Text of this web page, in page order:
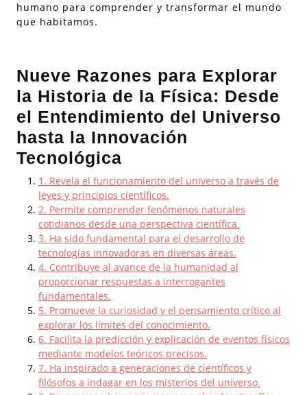
humano para comprender y transformar el mundo
que habitamos.
Nueve Razones para Explorar
la Historia de la Física: Desde
el Entendimiento del Universo
hasta la Innovación
Tecnológica
1. Revela el funcionamiento del universo a través de
leyes y principios científicos.
2. Permite comprender fenómenos naturales
cotidianos desde una perspectiva científica.
3. Ha sido fundamental para el desarrollo de
tecnologías innovadoras en diversas áreas.
4. Contribuye al avance de la humanidad al
proporcionar respuestas a interrogantes
fundamentales.
5. Promueve la curiosidad y el pensamiento crítico al
explorar los límites del conocimiento.
6. Facilita la predicción y explicación de eventos físicos
mediante modelos teóricos precisos.
7. Ha inspirado a generaciones de científicos y
filósofos a indagar en los misterios del universo.